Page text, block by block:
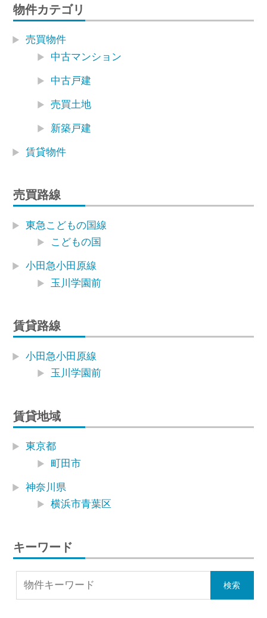
物件カテゴリ
売買物件
中古マンション
中古戸建
売買土地
新築戸建
賃貸物件
売買路線
東急こどもの国線
こどもの国
小田急小田原線
玉川学園前
賃貸路線
小田急小田原線
玉川学園前
賃貸地域
東京都
町田市
神奈川県
横浜市青葉区
キーワード